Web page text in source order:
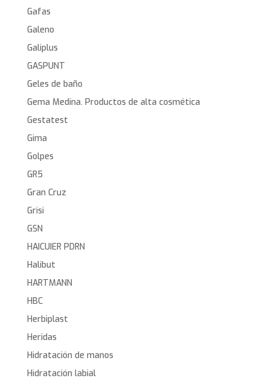
Gafas
Galeno
Galiplus
GASPUNT
Geles de baño
Gema Medina. Productos de alta cosmética
Gestatest
Gima
Golpes
GR5
Gran Cruz
Grisi
GSN
HAICUIER PDRN
Halibut
HARTMANN
HBC
Herbiplast
Heridas
Hidratación de manos
Hidratación labial